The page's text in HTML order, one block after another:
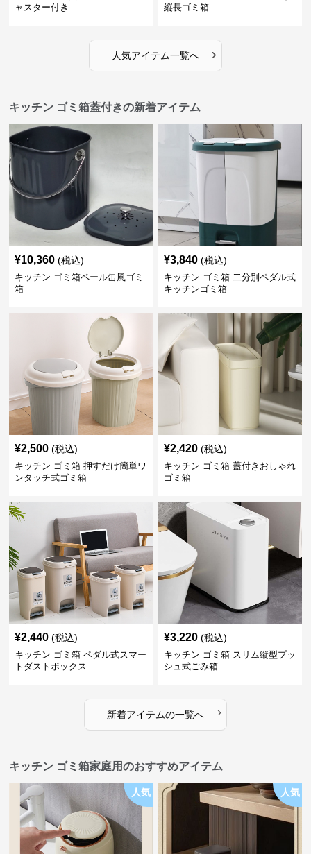
ャスター付き
縦長ゴミ箱
人気アイテム一覧へ ›
キッチン ゴミ箱蓋付きの新着アイテム
¥10,360 (税込)
キッチン ゴミ箱ペール缶風ゴミ
箱
¥3,840 (税込)
キッチン ゴミ箱 二分別ペダル式
キッチンゴミ箱
¥2,500 (税込)
キッチン ゴミ箱 押すだけ簡単ワ
ンタッチ式ゴミ箱
¥2,420 (税込)
キッチン ゴミ箱 蓋付きおしゃれ
ゴミ箱
¥2,440 (税込)
キッチン ゴミ箱 ペダル式スマー
トダストボックス
¥3,220 (税込)
キッチン ゴミ箱 スリム縦型プッ
シュ式ごみ箱
新着アイテムの一覧へ ›
キッチン ゴミ箱家庭用のおすすめアイテム
人気 人気